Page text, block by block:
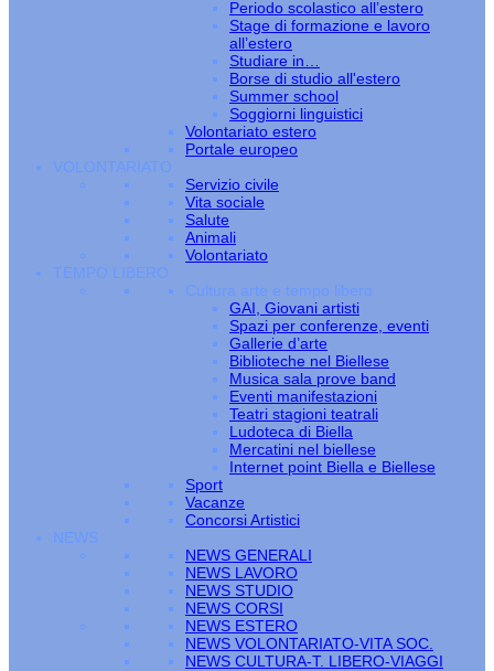
Periodo scolastico all’estero
Stage di formazione e lavoro
all’estero
Studiare in…
Borse di studio all'estero
Summer school
Soggiorni linguistici
Volontariato estero
Portale europeo
VOLONTARIATO
Servizio civile
Vita sociale
Salute
Animali
Volontariato
TEMPO LIBERO
Cultura arte e tempo libero
GAI, Giovani artisti
Spazi per conferenze, eventi
Gallerie d’arte
Biblioteche nel Biellese
Musica sala prove band
Eventi manifestazioni
Teatri stagioni teatrali
Ludoteca di Biella
Mercatini nel biellese
Internet point Biella e Biellese
Sport
Vacanze
Concorsi Artistici
NEWS
NEWS GENERALI
NEWS LAVORO
NEWS STUDIO
NEWS CORSI
NEWS ESTERO
NEWS VOLONTARIATO-VITA SOC.
NEWS CULTURA-T. LIBERO-VIAGGI